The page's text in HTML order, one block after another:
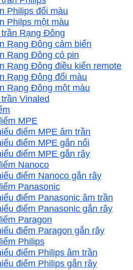
Philips đổi màu
Philps một màu
Rạng Đông
Rạng Đông cảm biến
Rạng Đông có pin
Rạng Đông điều kiển remote
Rạng Đông đổi màu
Rạng Đông một màu
Vinaled
MPE
điểm MPE âm trần
điểm MPE gắn nổi
điểm MPE gắn rây
Nanoco
điểm Nanoco gắn rây
Panasonic
điểm Panasonic âm trần
điểm Panasonic gắn rây
Paragon
điểm Paragon gắn rây
Philips
điểm Philips âm trần
điểm Philips gắn rây